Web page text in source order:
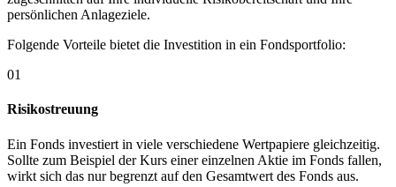
persönlichen Anlageziele.
Folgende Vorteile bietet die Investition in ein Fondsportfolio:
01
Risikostreuung
Ein Fonds investiert in viele verschiedene Wertpapiere gleichzeitig.
Sollte zum Beispiel der Kurs einer einzelnen Aktie im Fonds fallen,
wirkt sich das nur begrenzt auf den Gesamtwert des Fonds aus.